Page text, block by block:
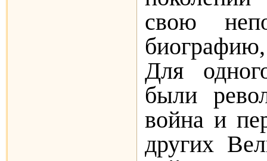
свою
Для
были
война и
других